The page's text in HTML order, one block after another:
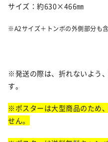
サイズ：約630×466㎜
※A2サイズ＋トンボの外側部分も
※発送の際は、折れないよう
す。
※ポスターは大型商品のため
せん。